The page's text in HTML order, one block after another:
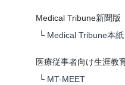
Medical Tribune新聞版
└ Medical Tribune本紙
医療従事者向け生涯教
└ MT-MEET